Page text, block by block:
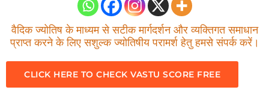
वैदिक ज्योतिष के माध्यम से सटीक मार्गदर्शन और व्यक्तिगत समाधान
प्राप्त करने के लिए सशुल्क ज्योतिषीय परामर्श हेतु हमसे संपर्क करें।
CLICK HERE TO CHECK VASTU SCORE FREE